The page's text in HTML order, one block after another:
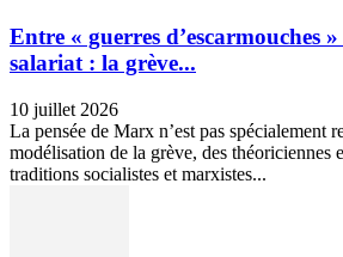
Entre « guerres d’escarmouches
salariat : la grève...
10 juillet 2026
La pensée de Marx n’est pas spécialement
modélisation de la grève, des théoriciennes
traditions socialistes et marxistes...